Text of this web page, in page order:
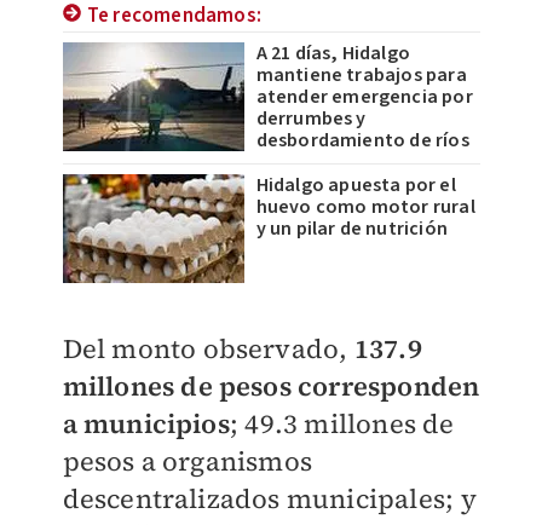
Te recomendamos:
A 21 días, Hidalgo
mantiene trabajos para
atender emergencia por
derrumbes y
desbordamiento de ríos
Hidalgo apuesta por el
huevo como motor rural
y un pilar de nutrición
Del monto observado, 137.9
millones de pesos corresponden
a municipios; 49.3 millones de
pesos a organismos
descentralizados municipales; y